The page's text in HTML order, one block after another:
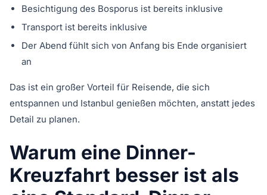
Besichtigung des Bosporus ist bereits inklusive
Transport ist bereits inklusive
Der Abend fühlt sich von Anfang bis Ende organisiert
an
Das ist ein großer Vorteil für Reisende, die sich
entspannen und Istanbul genießen möchten, anstatt jedes
Detail zu planen.
Warum eine Dinner-
Kreuzfahrt besser ist als